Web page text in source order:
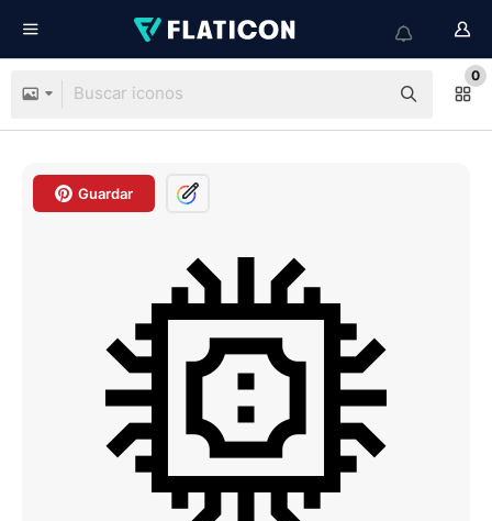
0
Guardar